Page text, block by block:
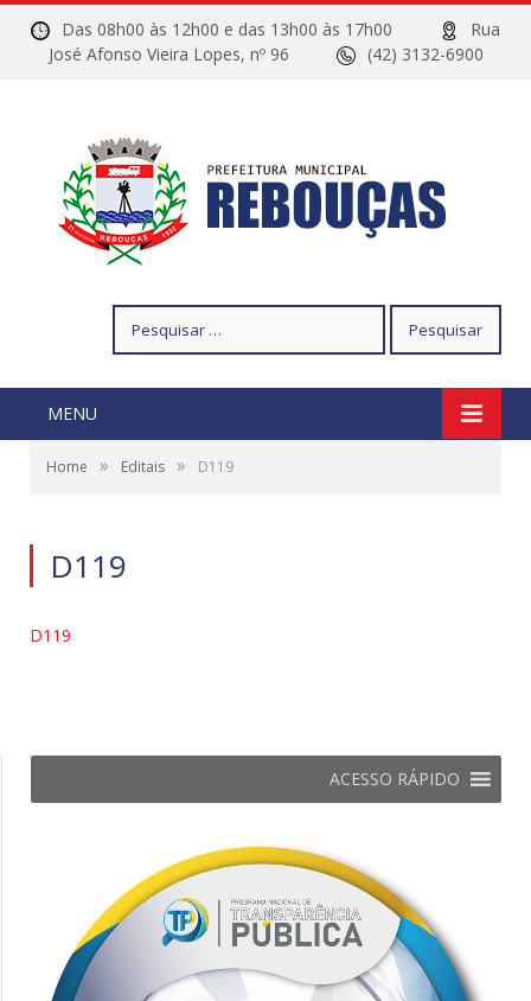
Das 08h00 às 12h00 e das 13h00 às 17h00
Rua
José Afonso Vieira Lopes, nº 96
(42) 3132-6900
por:
MENU
Home » Editais » D119
D119
D119
ACESSO RÁPIDO